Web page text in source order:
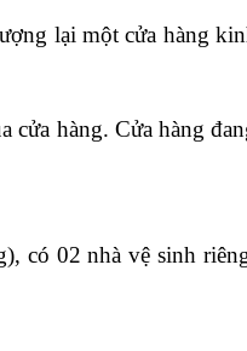
lại một cửa hàng
cửa hàng. Cửa hàng
có 02 nhà vệ sinh